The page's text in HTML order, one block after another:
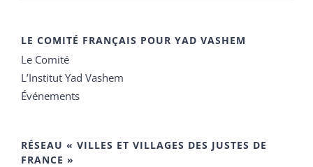
LE COMITÉ FRANÇAIS POUR YAD VASHEM
Le Comité
L’Institut Yad Vashem
Événements
RÉSEAU « VILLES ET VILLAGES DES JUSTES DE
FRANCE »